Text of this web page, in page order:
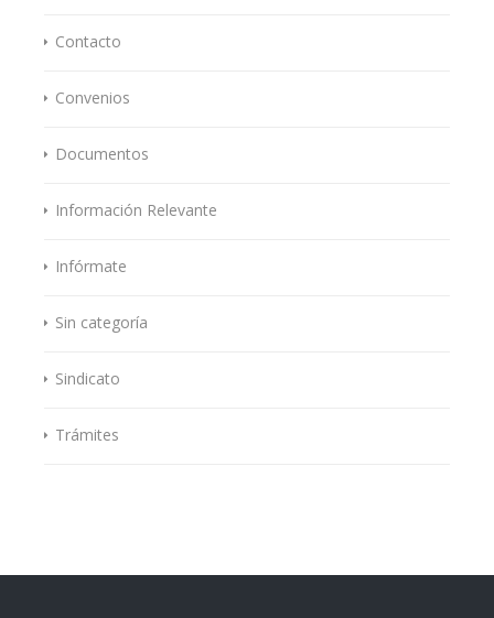
Contacto
Convenios
Documentos
Información Relevante
Infórmate
Sin categoría
Sindicato
Trámites